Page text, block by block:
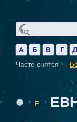
А Б В Г
Часто снятся —
Е